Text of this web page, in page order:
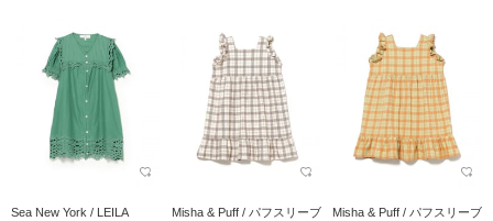
Sea New York / LEILA
Misha & Puff / パフスリーブ
Misha & Puff / パフスリーブ